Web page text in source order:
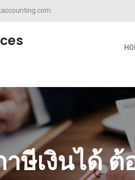
ษีเงินได้ ต้